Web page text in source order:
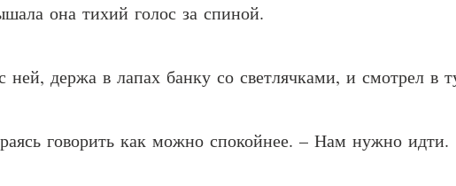
она тихий голос за спиной.
держа в лапах банку со светлячками, и смотрел в
говорить как можно спокойнее. – Нам нужно идти.